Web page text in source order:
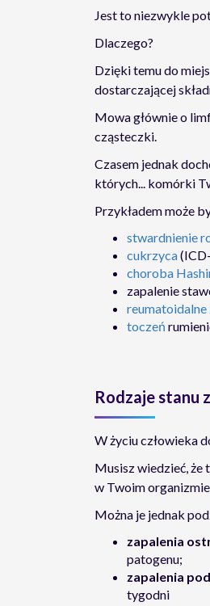
Jest to niezwykle
Dlaczego?
Dzięki temu do
dostarczającej
Mowa głównie o
cząsteczki.
Czasem jednak
których... komórki
Przykładem może
stwardnienie
cukrzyca
choroba
zapalenie
toczeń
Rodzaje stanu
W życiu człowieka
Musisz wiedzieć, że
w Twoim
Można je jednak
zapalenia
patogenu;
zapalenia
tygodni